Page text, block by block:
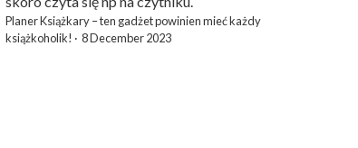
Planer Książkary – ten gadżet powinien mieć każdy
książkoholik! · 8 December 2023